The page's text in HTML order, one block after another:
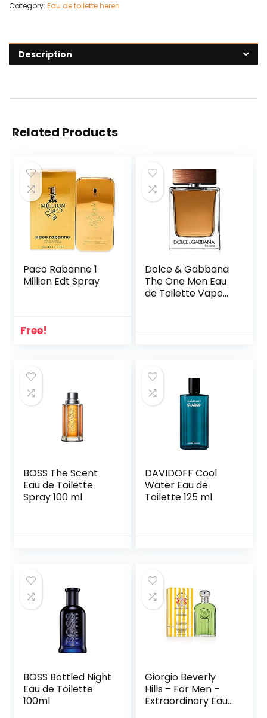
Category: Eau de toilette heren
Description
Related Products
Paco Rabanne 1
Million Edt Spray
Free!
Dolce & Gabbana
The One Men Eau
de Toilette Vapo
BOSS The Scent
Eau de Toilette
Spray 100 ml
DAVIDOFF Cool
Water Eau de
Toilette 125 ml
BOSS Bottled Night
Eau de Toilette
100ml
Giorgio Beverly
Hills – For Men –
Extraordinary Eau